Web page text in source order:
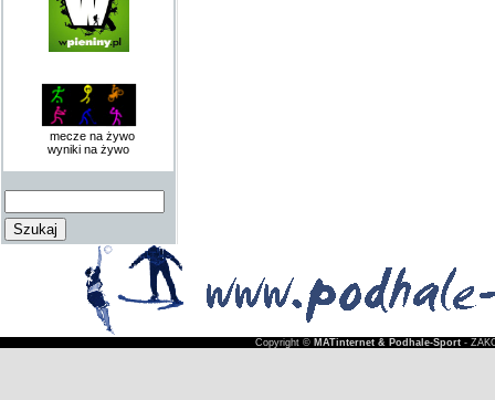
mecze na żywo
wyniki na żywo
Copyright © MATinternet & Podhale-Sport-